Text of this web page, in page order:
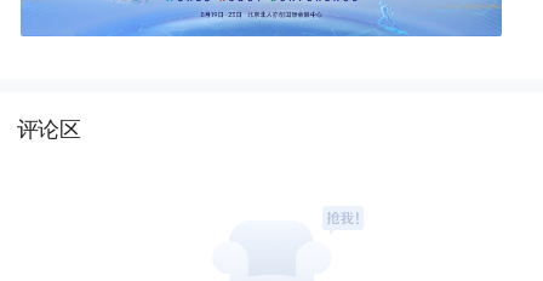
评论区